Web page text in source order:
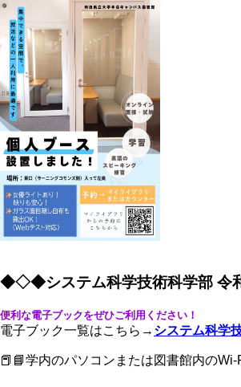
◆◇◆システム科学技術科学部 令
便利な電子ブックをぜひご利用ください！
電子ブック一覧はこちら→ システム科学
📕📘学内のパソコンまたは図書館内の